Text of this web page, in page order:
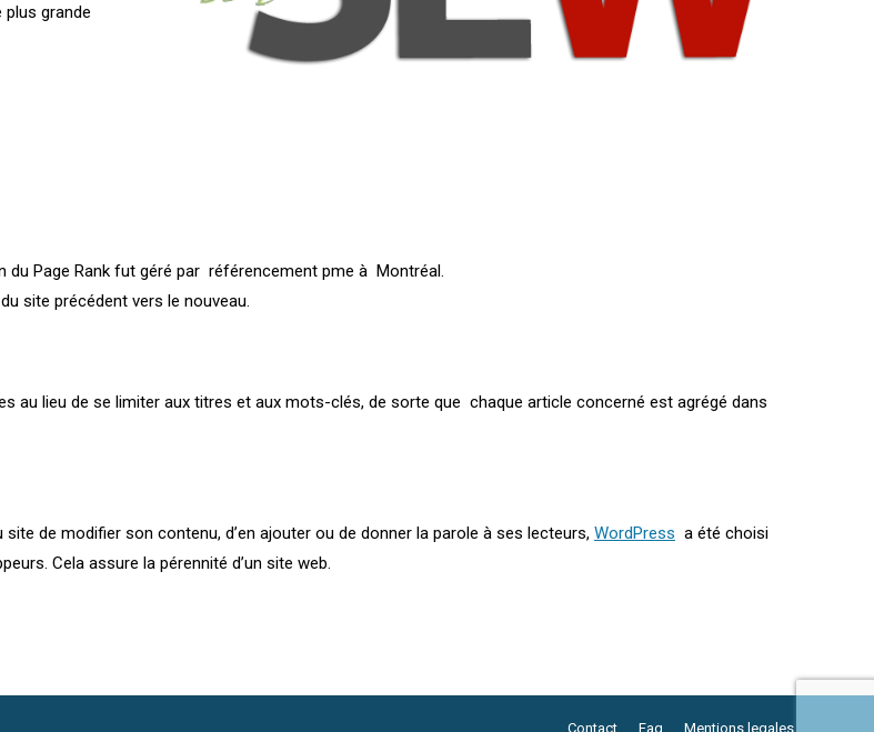
grande
Page Rank fut géré par référencement pme à Montréal.
site précédent vers le nouveau.
au lieu de se limiter aux titres et aux mots-clés, de sorte que chaque article concerné est agrégé dans
de modifier son contenu, d’en ajouter ou de donner la parole à ses lecteurs, WordPress a été choisi
Cela assure la pérennité d’un site web.
Contact Faq Mentions legales